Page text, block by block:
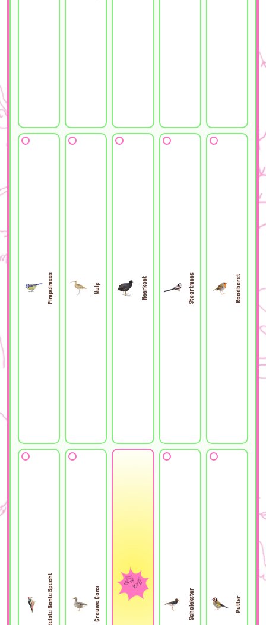
Pimpelmees Wulp Meerkoet Staartmees Roodborst
Middelste Bonte Specht Grauwe Gans Scholekster Putter